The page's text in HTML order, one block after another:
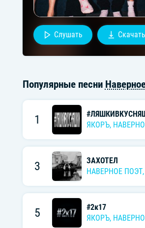
Слушать
Популярные песни
1
ЯКОРЪ,
3
ЗАХОТЕЛ
НАВЕРНОЕ ПОЭТ,
5
#2к17
ЯКОРЪ,